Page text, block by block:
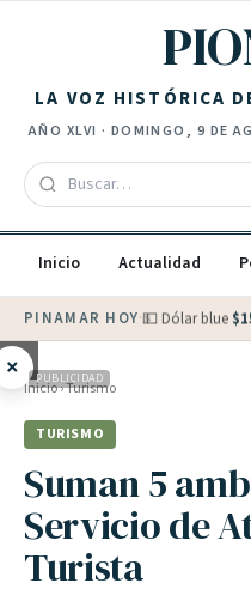
LA VOZ HISTÓRICA
AÑO XLVI · DOMINGO, 9 DE
Inicio Actualidad
PINAMAR HOY·💵 Dólar blue $
× PUBLICIDAD
Inicio›Turismo
TURISMO
Suman 5
Servicio de
Turista